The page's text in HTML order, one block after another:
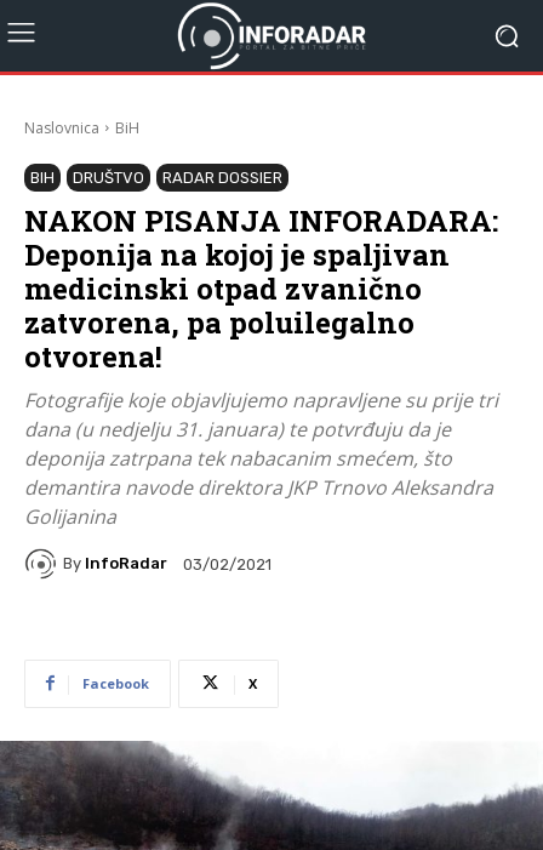
Naslovnica BiH
BIH DRUŠTVO RADAR DOSSIER
NAKON PISANJA INFORADARA:
Deponija na kojoj je spaljivan
medicinski otpad zvanično
zatvorena, pa poluilegalno
otvorena!
Fotografije koje objavljujemo napravljene su prije tri
dana (u nedjelju 31. januara) te potvrđuju da je
deponija zatrpana tek nabacanim smećem, što
demantira navode direktora JKP Trnovo Aleksandra
Golijanina
By InfoRadar 03/02/2021
Facebook X